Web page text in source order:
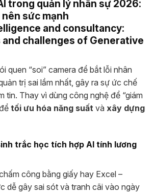
trong quản lý nhân sự 2026:
sức mạnh
quen “soi” camera để bắt lỗi nhân
trị sai lầm nhất, gây ra sự ức chế
tin. Thay vì dùng công nghệ để “giám
tối ưu hóa năng suất và xây dựng
trắc học tích hợp AI tính lương
công bằng giấy hay Excel –
dễ gây sai sót và tranh cãi vào ngày